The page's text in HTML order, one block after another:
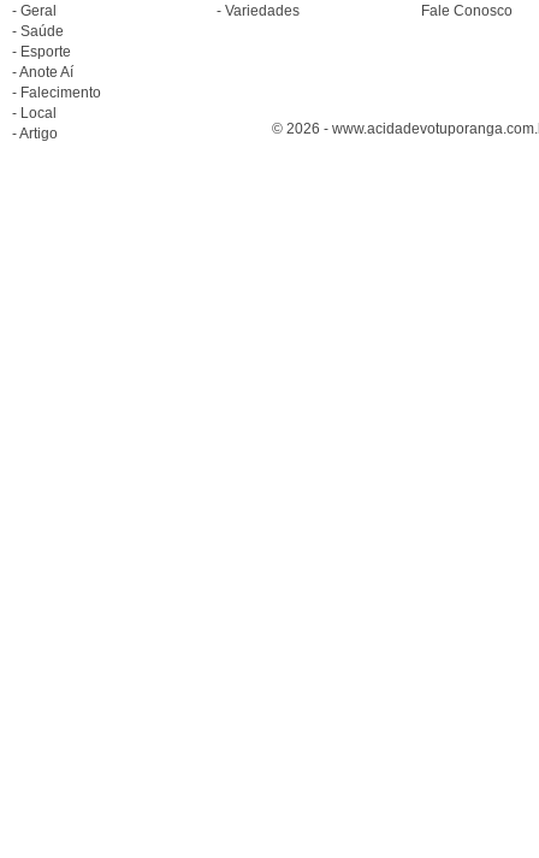
- Geral
- Saúde
- Esporte
- Anote Aí
- Falecimento
- Local
- Artigo
- Variedades
Fale Conosco
© 2026 -